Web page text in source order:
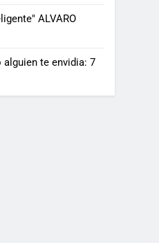
ALVARO
te envidia: 7